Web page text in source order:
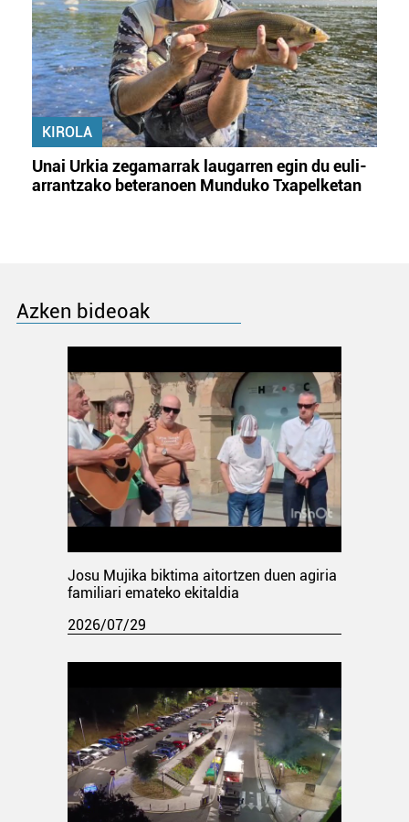
KIROLA
Unai Urkia zegamarrak laugarren egin du euli-
arrantzako beteranoen Munduko Txapelketan
Azken bideoak
Josu Mujika biktima aitortzen duen agiria
familiari emateko ekitaldia
2026/07/29